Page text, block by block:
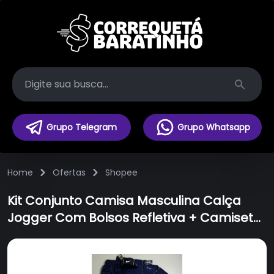
Search
Grupo Telegram Grupo Whatsapp
Home Ofertas Shopee
Kit Conjunto Camisa Masculina Calça
Jogger Com Bolsos Refletiva + Camiseta
Dry Fit esportiva